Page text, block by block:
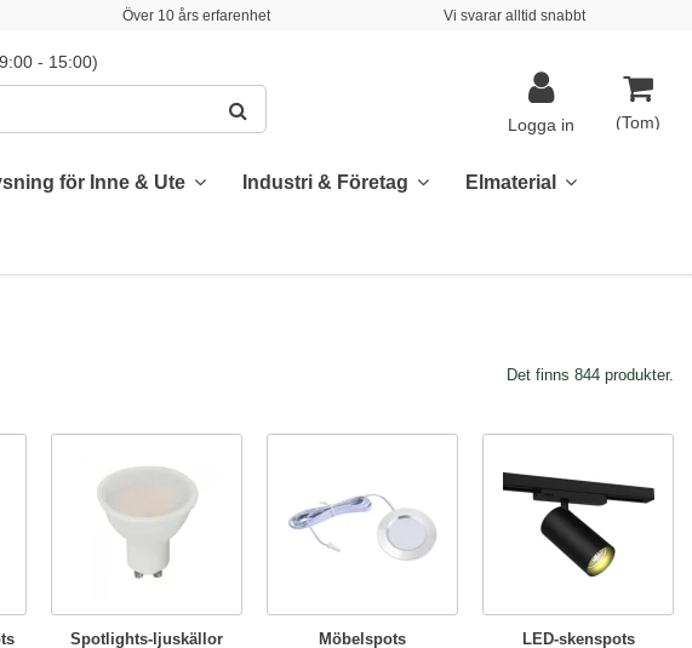
Över 10 års erfarenhet Vi svarar alltid snabbt
- 15:00)
(Tom)
Logga in
för Inne & Ute Industri & Företag Elmaterial
Det finns 844 produkter.
Spotlights-ljuskällor Möbelspots LED-skenspots